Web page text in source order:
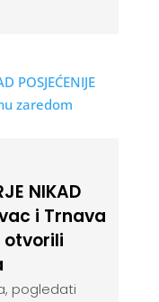
NIKAD
i Trnava
otvorili
pogledati